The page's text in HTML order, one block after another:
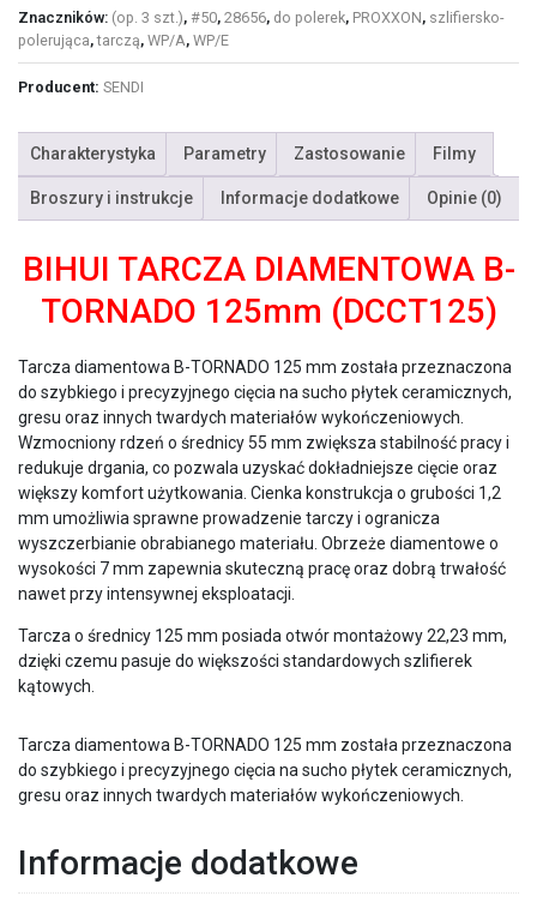
Znaczników: (op. 3 szt.), #50, 28656, do polerek, PROXXON, szlifiersko-
polerująca,tarczą, WP/A, WP/E
Producent: SENDI
Charakterystyka Parametry Zastosowanie Filmy
Broszury i instrukcje Informacje dodatkowe Opinie (0)
BIHUI TARCZA DIAMENTOWA B-
TORNADO 125mm (DCCT125)
Tarcza diamentowa B-TORNADO 125 mm została przeznaczona
do szybkiego i precyzyjnego cięcia na sucho płytek ceramicznych,
gresu oraz innych twardych materiałów wykończeniowych.
Wzmocniony rdzeń o średnicy 55 mm zwiększa stabilność pracy i
redukuje drgania, co pozwala uzyskać dokładniejsze cięcie oraz
większy komfort użytkowania. Cienka konstrukcja o grubości 1,2
mm umożliwia sprawne prowadzenie tarczy i ogranicza
wyszczerbianie obrabianego materiału. Obrzeże diamentowe o
wysokości 7 mm zapewnia skuteczną pracę oraz dobrą trwałość
nawet przy intensywnej eksploatacji.
Tarcza o średnicy 125 mm posiada otwór montażowy 22,23 mm,
dzięki czemu pasuje do większości standardowych szlifierek
kątowych.
Tarcza diamentowa B-TORNADO 125 mm została przeznaczona
do szybkiego i precyzyjnego cięcia na sucho płytek ceramicznych,
gresu oraz innych twardych materiałów wykończeniowych.
Informacje dodatkowe